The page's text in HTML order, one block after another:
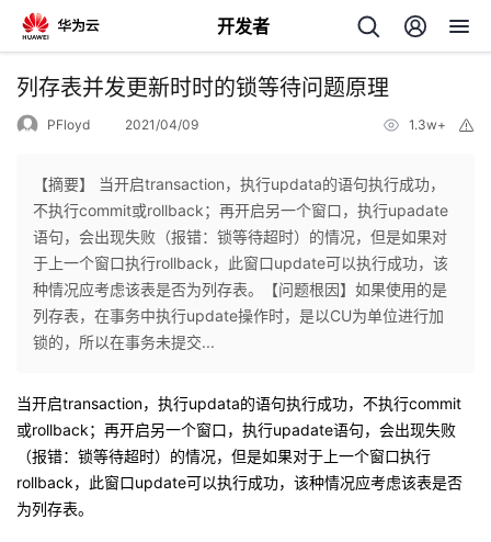
开发者
返
个
人
页
我
开
发
列存表并发更新时时的锁等待问题原理
PFloyd 2021/04/09 1.3w+
【摘要】 当开启transaction，执行updata的语句执行成功，
不执行commit或rollback；再开启另一个窗口，执行upadate
语句，会出现失败（报错：锁等待超时）的情况，但是如果对
于上一个窗口执行rollback，此窗口update可以执行成功，该
种情况应考虑该表是否为列存表。【问题根因】如果使用的是
列存表，在事务中执行update操作时，是以CU为单位进行加
锁的，所以在事务未提交...
当开启transaction，执行updata的语句执行成功，不执行commit
或rollback；再开启另一个窗口，执行upadate语句，会出现失败
（报错：锁等待超时）的情况，但是如果对于上一个窗口执行
rollback，此窗口update可以执行成功，该种情况应考虑该表是否
为列存表。